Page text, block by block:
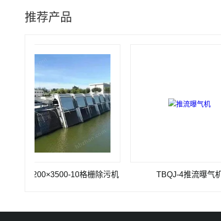
推荐产品
1200×3500-10格栅除污机 TBQJ-4推流曝气机